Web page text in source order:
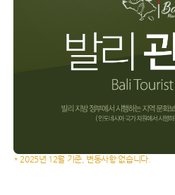
* 2025년 12월 기준, 변동사항 없습니다.